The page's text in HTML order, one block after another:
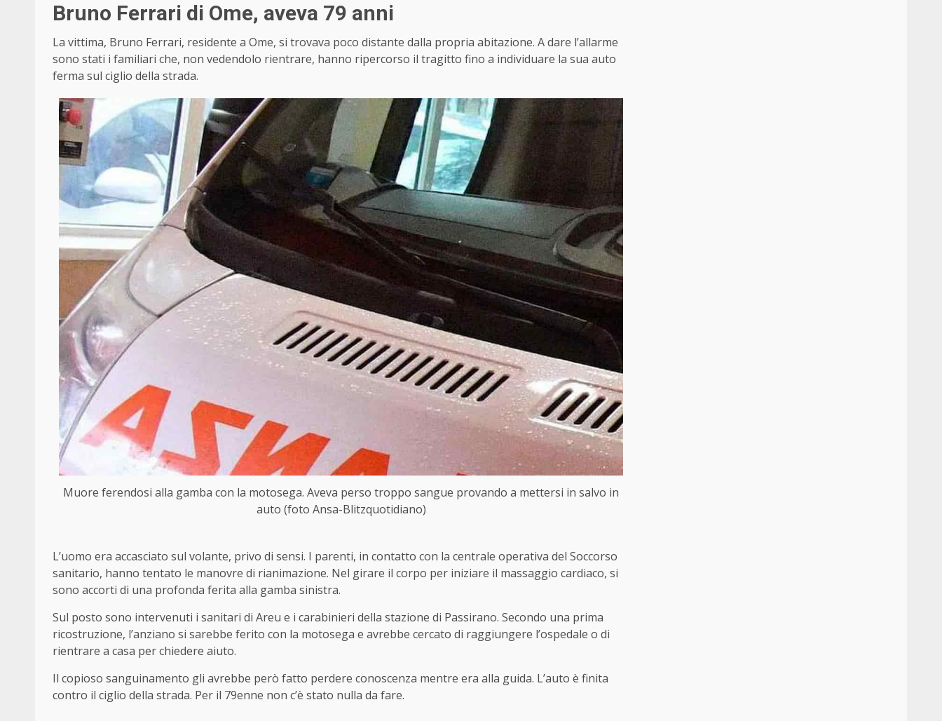
Bruno Ferrari di Ome, aveva 79 anni
La vittima, Bruno Ferrari, residente a Ome, si trovava poco distante dalla propria abitazione. A dare l’allarme
sono stati i familiari che, non vedendolo rientrare, hanno ripercorso il tragitto fino a individuare la sua auto
ferma sul ciglio della strada.
Muore ferendosi alla gamba con la motosega. Aveva perso troppo sangue provando a mettersi in salvo in
auto (foto Ansa-Blitzquotidiano)
L’uomo era accasciato sul volante, privo di sensi. I parenti, in contatto con la centrale operativa del Soccorso
sanitario, hanno tentato le manovre di rianimazione. Nel girare il corpo per iniziare il massaggio cardiaco, si
sono accorti di una profonda ferita alla gamba sinistra.
Sul posto sono intervenuti i sanitari di Areu e i carabinieri della stazione di Passirano. Secondo una prima
ricostruzione, l’anziano si sarebbe ferito con la motosega e avrebbe cercato di raggiungere l’ospedale o di
rientrare a casa per chiedere aiuto.
Il copioso sanguinamento gli avrebbe però fatto perdere conoscenza mentre era alla guida. L’auto è finita
contro il ciglio della strada. Per il 79enne non c’è stato nulla da fare.